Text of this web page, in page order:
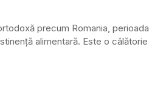
precum Romania, perioada
alimentară. Este o călătorie